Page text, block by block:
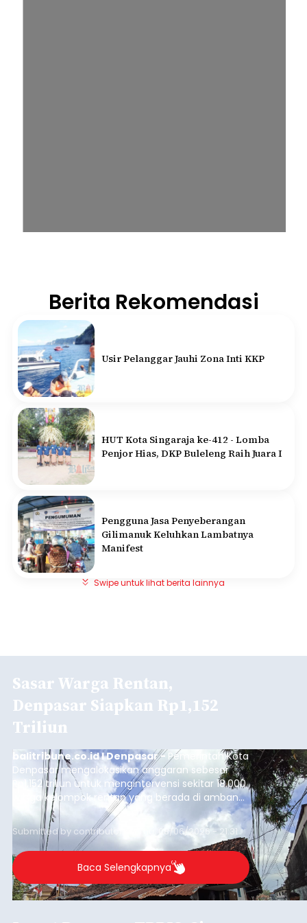
Berita Rekomendasi
Usir Pelanggar Jauhi Zona Inti KKP
HUT Kota Singaraja ke-412 - Lomba
Penjor Hias, DKP Buleleng Raih Juara I
Pengguna Jasa Penyeberangan
Gilimanuk Keluhkan Lambatnya
Manifest
Swipe untuk lihat berita lainnya
Sasar Warga Rentan,
Denpasar Siapkan Rp1,152
Triliun
balitribune.co.id I Denpasar - Pemerintah Kota
Denpasar mengalokasikan anggaran sebesar
Rp1,152 triliun untuk mengintervensi sekitar 18.000
warga kelompok rentan yang berada di ambang
garis kemiskinan. Langkah strategis ini diambil
guna menjaga masyarakat yang berada pada
kelompok desil 5 dan 6 tersebut agar tidak
merosot ke kategori miskin.
Submitted by contributor Thu, 08/06/2026 - 21:31
Baca Selengkapnya